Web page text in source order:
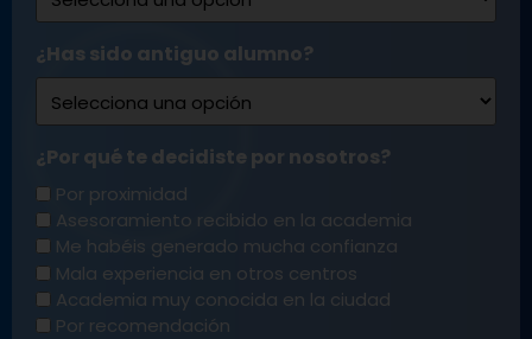
¿Has sido antiguo alumno?
¿Por qué te decidiste por nosotros?
Por proximidad
Asesoramiento recibido en la academia
Me habéis generado mucha confianza
Mala experiencia en otros centros
Academia muy conocida en la ciudad
Por recomendación